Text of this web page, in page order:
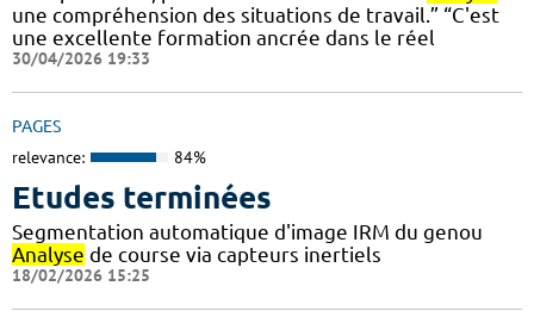
une compréhension des situations de travail.” “C'est
une excellente formation ancrée dans le réel
30/04/2026 19:33
PAGES
relevance: 84%
Etudes terminées
Segmentation automatique d'image IRM du genou
Analyse de course via capteurs inertiels
18/02/2026 15:25